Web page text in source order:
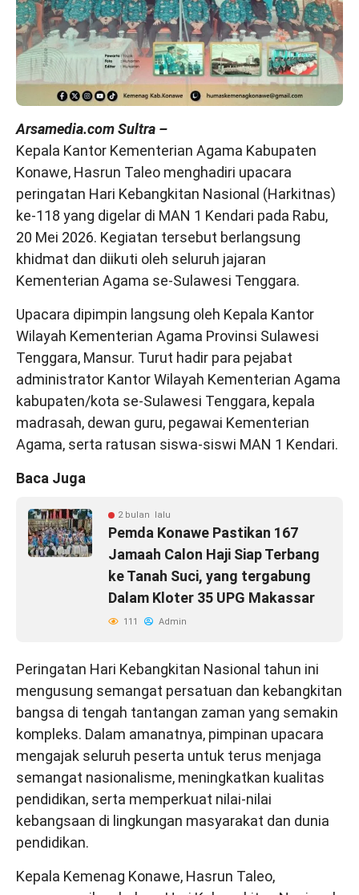
Arsamedia.com Sultra –
Kepala Kantor Kementerian Agama Kabupaten
Konawe, Hasrun Taleo menghadiri upacara
peringatan Hari Kebangkitan Nasional (Harkitnas)
ke-118 yang digelar di MAN 1 Kendari pada Rabu,
20 Mei 2026. Kegiatan tersebut berlangsung
khidmat dan diikuti oleh seluruh jajaran
Kementerian Agama se-Sulawesi Tenggara.
Upacara dipimpin langsung oleh Kepala Kantor
Wilayah Kementerian Agama Provinsi Sulawesi
Tenggara, Mansur. Turut hadir para pejabat
administrator Kantor Wilayah Kementerian Agama
kabupaten/kota se-Sulawesi Tenggara, kepala
madrasah, dewan guru, pegawai Kementerian
Agama, serta ratusan siswa-siswi MAN 1 Kendari.
Baca Juga
2 bulan lalu
Pemda Konawe Pastikan 167
Jamaah Calon Haji Siap Terbang
ke Tanah Suci, yang tergabung
Dalam Kloter 35 UPG Makassar
111 Admin
Peringatan Hari Kebangkitan Nasional tahun ini
mengusung semangat persatuan dan kebangkitan
bangsa di tengah tantangan zaman yang semakin
kompleks. Dalam amanatnya, pimpinan upacara
mengajak seluruh peserta untuk terus menjaga
semangat nasionalisme, meningkatkan kualitas
pendidikan, serta memperkuat nilai-nilai
kebangsaan di lingkungan masyarakat dan dunia
pendidikan.
Kepala Kemenag Konawe, Hasrun Taleo,